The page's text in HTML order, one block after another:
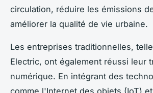
circulation, réduire les émissions
améliorer la qualité de vie urbaine.
Les entreprises traditionnelles,
Electric, ont également réussi leur
numérique. En intégrant des
comme l'Internet des objets (IoT)